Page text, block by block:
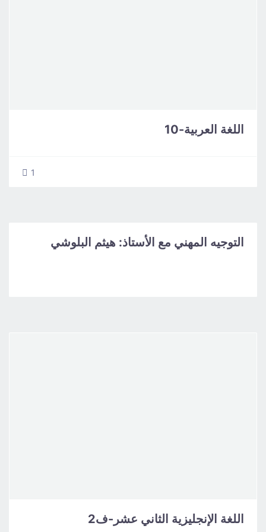
اللغة العربية-10
1
التوجيه المهني مع الأستاذ: هيثم البلوشي
اللغة الإنجليزية الثاني عشر-ف2